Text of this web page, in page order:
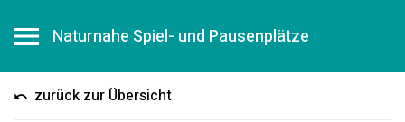
Naturnahe Spiel- und Pausenplätze
zurück zur Übersicht